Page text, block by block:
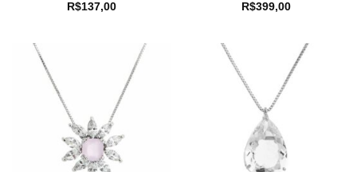
R$137,00
R$399,00